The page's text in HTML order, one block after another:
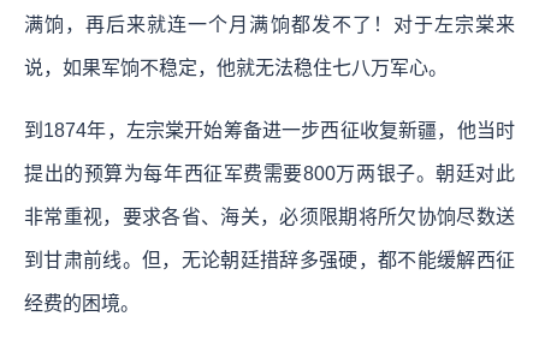
满饷，再后来就连一个月满饷都发不了！对于左宗棠来
说，如果军饷不稳定，他就无法稳住七八万军心。
到1874年，左宗棠开始筹备进一步西征收复新疆，他当时
提出的预算为每年西征军费需要800万两银子。朝廷对此
非常重视，要求各省、海关，必须限期将所欠协饷尽数送
到甘肃前线。但，无论朝廷措辞多强硬，都不能缓解西征
经费的困境。